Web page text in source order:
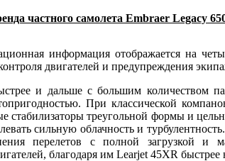
частного самолета Embraer Legacy
информация отображается на
двигателей и предупреждения
и дальше с большим количеством
При классической
стабилизаторы треугольной формы и
сильную облачность и
перелетов с полной загрузкой и
благодаря им Learjet 45XR быстрее